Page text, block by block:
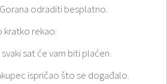
odraditi besplatno.
kratko rekao:
sat će vam biti plaćen.
ispričao što se događalo.